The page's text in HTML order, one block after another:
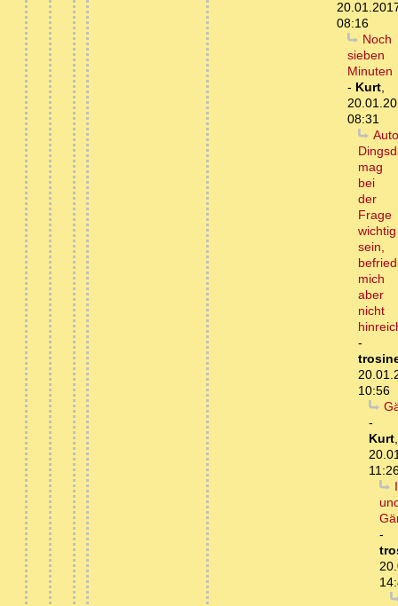
08:16
Noch
sieben
Minuten
- Kurt,
08:31
mag
bei
der
Frage
wichtig
sein,
mich
aber
nicht
-
10:56
-
Kurt,
-